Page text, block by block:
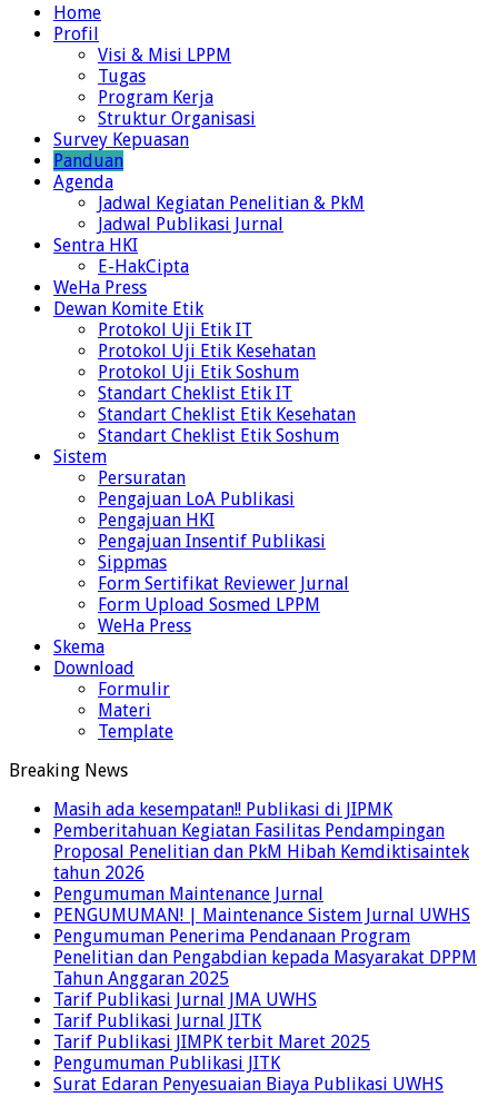
Home
Profil
Visi & Misi LPPM
Tugas
Program Kerja
Struktur Organisasi
Survey Kepuasan
Panduan
Agenda
Jadwal Kegiatan Penelitian & PkM
Jadwal Publikasi Jurnal
Sentra HKI
E-HakCipta
WeHa Press
Dewan Komite Etik
Protokol Uji Etik IT
Protokol Uji Etik Kesehatan
Protokol Uji Etik Soshum
Standart Cheklist Etik IT
Standart Cheklist Etik Kesehatan
Standart Cheklist Etik Soshum
Sistem
Persuratan
Pengajuan LoA Publikasi
Pengajuan HKI
Pengajuan Insentif Publikasi
Sippmas
Form Sertifikat Reviewer Jurnal
Form Upload Sosmed LPPM
WeHa Press
Skema
Download
Formulir
Materi
Template
Breaking News
Masih ada kesempatan!! Publikasi di JIPMK
Pemberitahuan Kegiatan Fasilitas Pendampingan
Proposal Penelitian dan PkM Hibah Kemdiktisaintek
tahun 2026
Pengumuman Maintenance Jurnal
PENGUMUMAN! | Maintenance Sistem Jurnal UWHS
Pengumuman Penerima Pendanaan Program
Penelitian dan Pengabdian kepada Masyarakat DPPM
Tahun Anggaran 2025
Tarif Publikasi Jurnal JMA UWHS
Tarif Publikasi Jurnal JITK
Tarif Publikasi JIMPK terbit Maret 2025
Pengumuman Publikasi JITK
Surat Edaran Penyesuaian Biaya Publikasi UWHS